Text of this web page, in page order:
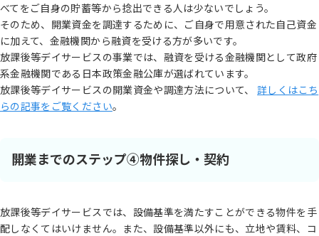
べてをご自身の貯蓄等から捻出できる人は少ないでしょう。
そのため、開業資金を調達するために、ご自身で用意された自己資金
に加えて、金融機関から融資を受ける方が多いです。
放課後等デイサービスの事業では、融資を受ける金融機関として政府
系金融機関である日本政策金融公庫が選ばれています。
放課後等デイサービスの開業資金や調達方法について、詳しくはこち
らの記事をご覧ください。
開業までのステップ④物件探し・契約
放課後等デイサービスでは、設備基準を満たすことができる物件を手
配しなくてはいけません。また、設備基準以外にも、立地や賃料、コ